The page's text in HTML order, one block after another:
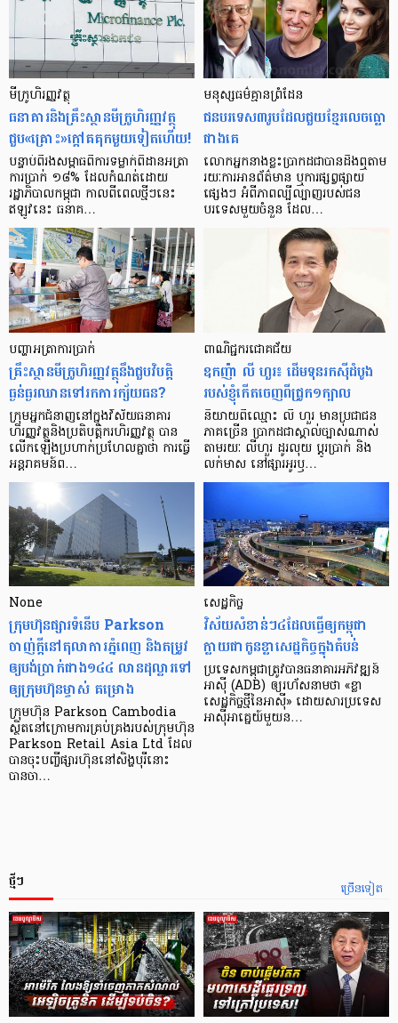
មីក្រូ​ហិរញ្ញវត្ថុ
ធនាគារ​និង​គ្រឹះស្ថាន​មីក្រូ​ហិរញ្ញវត្ថុ​
ជួប«គ្រោះ»ក្តៅ​គគុក​មួយ​ទៀត​ហើយ!
បន្ទាប់​ពី​រង​សម្ពាធ​​ពី​ការ​ទម្លាក់​ពិដាន​អត្រា​
ការ​ប្រាក់ ១៨​% ដែល​កំណត់​ដោយ​
រដ្ឋាភិបាល​កម្ពុជា កាល​ពី​ពេល​ថ្មីៗ​នេះ
ឥឡូវ​នេះ ធនាគ…
មនុស្ស​ធម៌​គ្មាន​ព្រំដែន
ជន​បរទេស​៣​រូប​ដែល​ជួយ​ខ្មែរ​លេច​ធ្លោ​
ជាង​គេ
លោកអ្នក​នាង​ខ្លះ​ប្រាកដ​ជា​បាន​​ដឹង​ឮ​តាម​
រយៈ​ការ​អាន​ព័ត៌មាន ឬ​ការ​ផ្សព្វផ្សាយ​
ផ្សេងៗ អំពី​ភាព​ល្បីល្បាញ​របស់​ជន​
បរទេស​មួយ​ចំនួន ដែល…
បញ្ហា​អត្រា​ការប្រាក់
គ្រឹះស្ថាន​មីក្រូ​ហិរញ្ញវត្ថុ​នឹង​ជួប​វិបត្តិ​
ធ្ងន់ធ្ងរ​ឈាន​ទៅ​រក​ការ​ក្ស័យធន?
ក្រុម​អ្នក​ជំនាញ​នៅ​ក្នុង​វិស័យ​ធនាគារ
ហិរញ្ញវត្ថុ​និង​ប្រតិបត្តិករ​ហិរញ្ញ​វត្ថុ បាន​​
លើក​ឡើង​ប្រហាក់​ប្រហែល​គ្នា​ថា ការ​ធ្វើ​
អន្តរាគមន៍​ព…
ពាណិជ្ជករជោគជ័យ
ឧកញ៉ា លី ហួរ៖ ដើមទុនរកស៊ីដំបូង
របស់ខ្ញុំកើតចេញពីជ្រូក១ក្បាល
និយាយ​ពី​ឈ្មោះ លី ហួរ មាន​ប្រជាជន​
ភាគ​ច្រើន ប្រាកដ​ជា​ស្គាល់​ច្បាស់​ណាស់
តាមរយៈ លីហួរ ដូរ​លុយ ប្តូរ​បា្រក់ និង​
លក់​មាស នៅ​ផ្សារ​អូរ​ឫ…
None
ក្រុមហ៊ុនផ្សារទំនើប Parkson
ចាញ់ក្ដីនៅតុលាការភ្នំពេញ និងតម្រូវ
ឲ្យបង់ប្រាក់ជាង១៤៤ លានដុល្លារទៅ
ឲ្យក្រុមហ៊ុនម្ចាស់ គម្រោង
ក្រុមហ៊ុន Parkson Cambodia
ស្ថិតនៅក្រោមការគ្រប់គ្រងរបស់ក្រុមហ៊ុន
Parkson Retail Asia Ltd ដែល
បានចុះបញ្ចីផ្សារហ៊ុននៅសិង្ហបុរីនោះ
បានចា…
សេដ្ឋកិច្ច​
វិស័យ​សំខាន់ៗ​៤​ដែល​ធ្វើ​ឲ្យ​កម្ពុជា​
ក្លាយ​ជា​កូន​ខ្លា​សេដ្ឋកិច្ច​ក្នុង​តំបន់
ប្រទេស​កម្ពុជា​ត្រូវ​បាន​ធនាគារ​អភិវឌ្ឍន៍​
អាស៊ី (ADB) ឲ្យ​រហ័ស​នាមថា «ខ្លា​
សេដ្ឋកិច្ច​ថ្មី​នៃ​អាស៊ី» ដោយសារ​ប្រទេស​
អាស៊ី​អាគ្នេយ៍​មួយ​ន…
ច្រើនទៀត
ថ្មីៗ